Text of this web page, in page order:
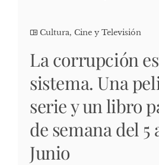
Cultura, Cine y Televisión
La corrupción
sistema. Una
serie y un libro
de semana del 5
Junio